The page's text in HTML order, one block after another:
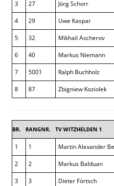
3 27 Jörg Schorr
4 29 Uwe Kaspar
5 32 Mikhail Ascherov
6 40 Markus Niemann
7 5001 Ralph Buchholz
8 87 Zbigniew Koziolek
BR. RANGNR. TV WITZHELDEN 1
1 1 Martin Alexander
2 2 Markus Balduan
3 3 Dieter Förtsch